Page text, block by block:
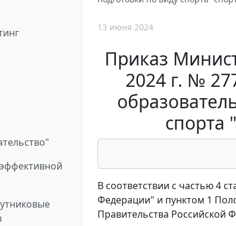
13 июня 2024
Приказ
2024 г. №
спорта
В соответствии с частью 4
Федерации" и пунктом 1
Правительства Российской